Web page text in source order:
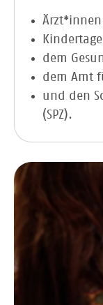
dem
dem Amt
und den
(SPZ).